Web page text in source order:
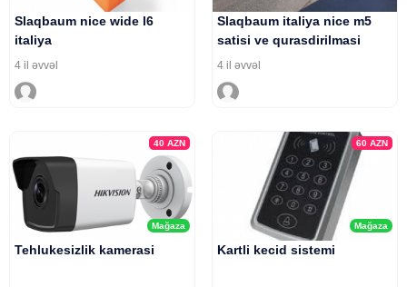
Slaqbaum nice wide l6
italiya
4 il əvvəl
Slaqbaum italiya nice m5
satisi ve qurasdirilmasi
4 il əvvəl
Mağaza
40AZN
Tehlukesizlik kamerasi
Mağaza
60 AZN
Kartli kecid sistemi